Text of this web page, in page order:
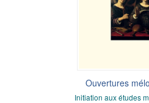
Ouvertures
Initiation aux études